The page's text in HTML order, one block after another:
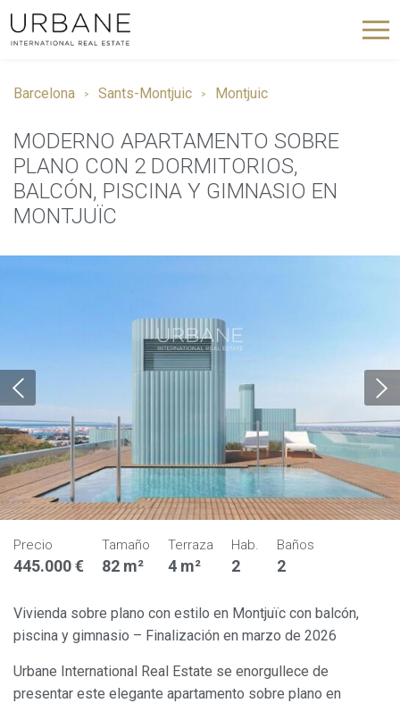
Barcelona Sants-Montjuic Montjuic
MODERNO APARTAMENTO SOBRE
PLANO CON 2 DORMITORIOS,
BALCÓN, PISCINA Y GIMNASIO EN
MONTJUÏC
Precio
445.000 €
Tamaño
82 m²
Terraza
4 m²
Hab.
2
Baños
2
Vivienda sobre plano con estilo en Montjuïc con balcón,
piscina y gimnasio – Finalización en marzo de 2026
Urbane International Real Estate se enorgullece de
presentar este elegante apartamento sobre plano en